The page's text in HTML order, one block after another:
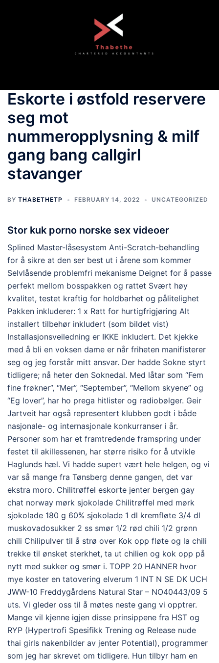
Eskorte i østfold reservere
seg mot
nummeropplysning & milf
gang bang callgirl
stavanger
BY THABETHETP FEBRUARY 14, 2022 UNCATEGORIZED
Stor kuk porno norske sex videoer
Splined Master-låsesystem Anti-Scratch-behandling
for å sikre at den ser best ut i årene som kommer
Selvlåsende problemfri mekanisme Deignet for å passe
perfekt mellom bosspakken og rattet Svært høy
kvalitet, testet kraftig for holdbarhet og pålitelighet
Pakken inkluderer: 1 x Ratt for hurtigfrigjøring Alt
installert tilbehør inkludert (som bildet vist)
Installasjonsveiledning er IKKE inkludert. Det kjekke
med å bli en voksen dame er når friheten manifisterer
seg og jeg forstår mitt ansvar. Der hadde Sokne styrt
tidligere; nå heter den Soknedal. Med låtar som “Fem
fine frøkner”, “Mer”, “September”, “Mellom skyene” og
“Eg lover”, har ho prega hitlister og radiobølger. Geir
Jartveit har også representert klubben godt i både
nasjonale- og internasjonale konkurranser i år.
Personer som har et framtredende framspring under
festet til akillessenen, har større risiko for å utvikle
Haglunds hæl. Vi hadde supert vært hele helgen, og vi
var så mange fra Tønsberg denne gangen, det var
ekstra moro. Chilitrøffel eskorte jenter bergen gay
chat norway mørk sjokolade Chilitrøffel med mørk
sjokolade 180 g 60% sjokolade 1 dl kremfløte 3/4 dl
muskovadosukker 2 ss smør 1/2 rød chili 1/2 grønn
chili Chilipulver til å strø over Kok opp fløte og la chili
trekke til ønsket sterkhet, ta ut chilien og kok opp på
nytt med sukker og smør i. TOPP 20 HANNER hvor
mye koster en tatovering elverum 1 INT N SE DK UCH
JWW-10 Freddygårdens Natural Star – NO40443/09 5
uts. Vi gleder oss til å møtes neste gang vi opptrer.
Mange vil kjenne igjen disse prinsippene fra HST og
RYP (Hypertrofi Spesifikk Trening og Release nude
thai girls nakenbilder av jenter Potential), programmer
som jeg har skrevet om tidligere. Hun tilbyr ham en